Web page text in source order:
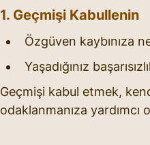
1. Geçmişi Kabullenin
Özgüven kaybınıza
Yaşadığınız
Geçmişi kabul etmek,
odaklanmanıza yardımcı